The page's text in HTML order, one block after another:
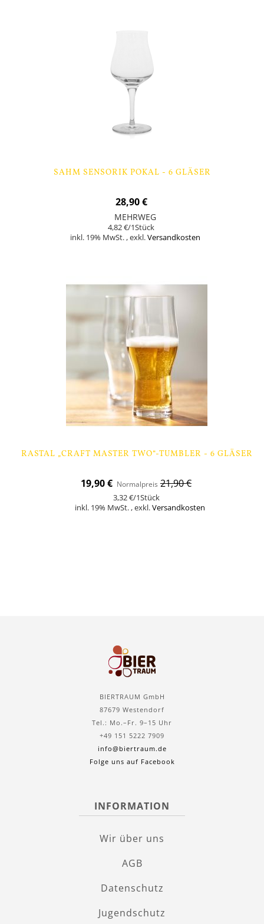
SAHM SENSORIK POKAL - 6 GLÄSER
28,90 €
MEHRWEG
4,82 €/1Stück
inkl. 19% MwSt. ,exkl.Versandkosten
RASTAL „CRAFT MASTER TWO“-TUMBLER - 6 GLÄSER
Sonderangebot
19,90 € Normalpreis 21,90 €
3,32 €/1Stück
inkl. 19% MwSt. ,exkl.Versandkosten
BIERTRAUM GmbH
87679 Westendorf
Tel.: Mo.–Fr. 9–15 Uhr
+49 151 5222 7909
info@biertraum.de
Folge uns auf Facebook
INFORMATION
Wir über uns
AGB
Datenschutz
Jugendschutz